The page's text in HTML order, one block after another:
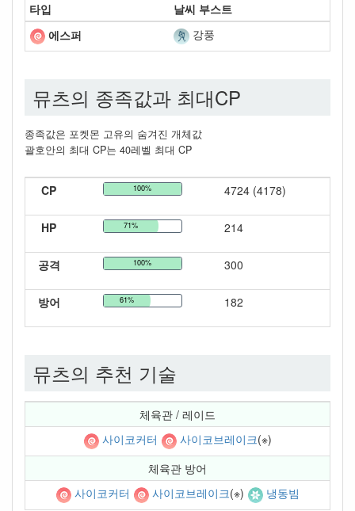
타입
날씨 부스트
에스퍼
강풍
뮤츠의 종족값과 최대CP
종족값은 포켓몬 고유의 숨겨진 개체값
괄호안의 최대 CP는 40레벨 최대 CP
CP 100% 4724 (4178)
HP 71% 214
공격 100% 300
방어 61% 182
뮤츠의 추천 기술
체육관 / 레이드
사이코커터
사이코브레이크(※)
체육관 방어
사이코커터
사이코브레이크(※) 냉동빔